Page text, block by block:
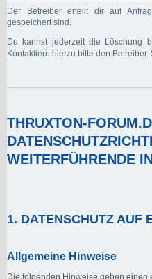
Der Betreiber erteilt dir auf
gespeichert sind.
Du kannst jederzeit die Löschung
Kontaktiere hierzu bitte den Betreiber.
THRUXTON-
WEITERFÜHRENDE
1. DATENSCHUTZ AUF
Allgemeine Hinweise
Die folgenden Hinweise geben einen